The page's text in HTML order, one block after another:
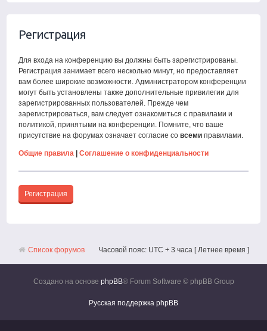
Регистрация
Для входа на конференцию вы должны быть зарегистрированы.
Регистрация занимает всего несколько минут, но предоставляет
вам более широкие возможности. Администратором конференции
могут быть установлены также дополнительные привилегии для
зарегистрированных пользователей. Прежде чем
зарегистрироваться, вам следует ознакомиться с правилами и
политикой, принятыми на конференции. Помните, что ваше
присутствие на форумах означает согласие совсеми правилами.
Общие правила |Соглашение о конфиденциальности
Регистрация
Список форумов Часовой пояс: UTC + 3 часа [ Летнее время ]
Создано на основе phpBB® Forum Software © phpBB Group
Русская поддержка phpBB